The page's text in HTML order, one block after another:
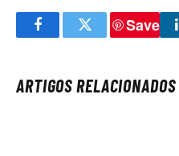
FacebookTwitter
Save
ARTIGOS RELACIONADOS